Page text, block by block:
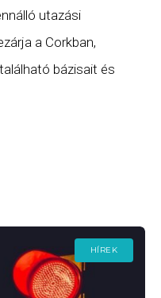
utazási
a Corkban,
bázisait és
HÍREK